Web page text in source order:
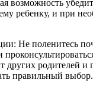
возможность
ребенку, и при
Не поленитесь
других родителей и
правильный выбор.